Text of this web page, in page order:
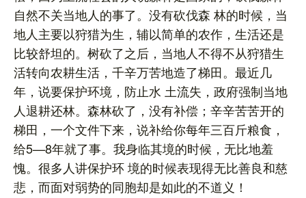
自然不关当地人的事了。没有砍伐森 林的时候，当
地人主要以狩猎为生，辅以简单的农作，生活还是
比较舒坦的。树砍了之后，当地人不得不从狩猎生
活转向农耕生活，千辛万苦地造了梯田。最近几
年，说要保护环境，防止水 土流失，政府强制当地
人退耕还林。森林砍了，没有补偿；辛辛苦苦开的
梯田，一个文件下来，说补给你每年三百斤粮食，
给5—8年就了事。我身临其境的时候，无比地羞
愧。很多人讲保护环 境的时候表现得无比善良和慈
悲，而面对弱势的同胞却是如此的不道义！